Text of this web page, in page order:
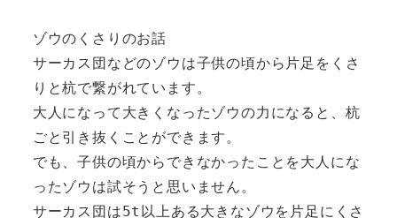
ゾウのくさりのお話
サーカス団などのゾウは子供の頃から片足をくさ
りと杭で繋がれています。
大人になって大きくなったゾウの力になると、杭
ごと引き抜くことができます。
でも、子供の頃からできなかったことを大人にな
ったゾウは試そうと思いません。
サーカス団は5t以上ある大きなゾウを片足にくさ